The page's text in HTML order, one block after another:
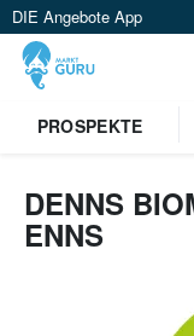
DIE Angebote App
PROSPEKTE
DENNS
ENNS